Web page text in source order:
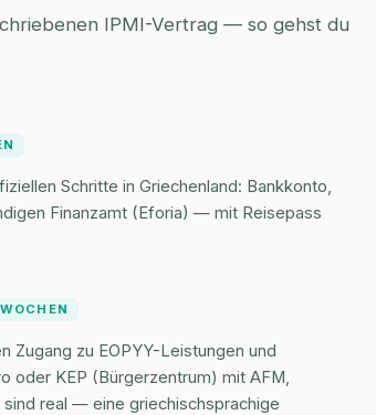
IPMI-Vertrag — so gehst du
Schritte in Griechenland: Bankkonto,
Finanzamt (Eforia) — mit Reisepass
Zugang zu EOPYY-Leistungen und
oder KEP (Bürgerzentrum) mit AFM,
real — eine griechischsprachige